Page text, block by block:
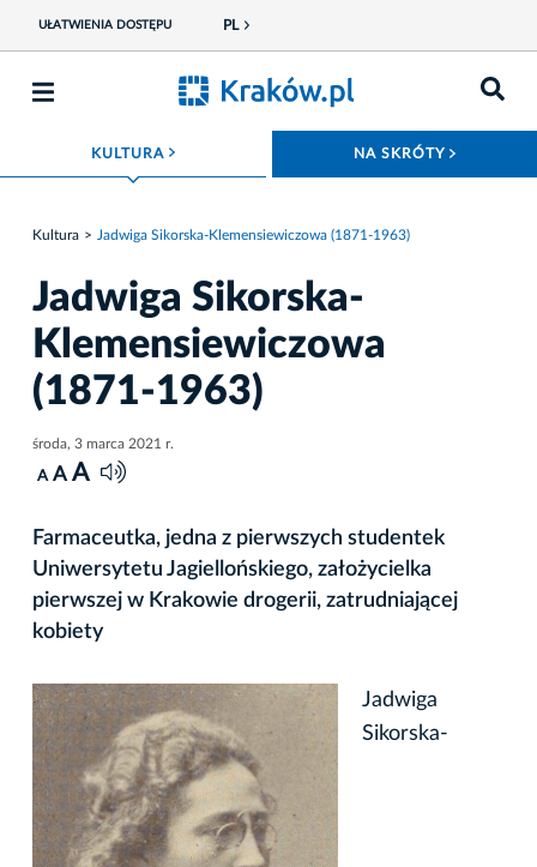
UŁATWIENIA DOSTĘPU PL
KULTURA ROZWIŃ MENU NA SKRÓTY
Kultura Jadwiga Sikorska-Klemensiewiczowa (1871-1963)
Jadwiga Sikorska-
Klemensiewiczowa
(1871-1963)
środa, 3 marca 2021 r.
A A A
Farmaceutka, jedna z pierwszych studentek
Uniwersytetu Jagiellońskiego, założycielka
pierwszej w Krakowie drogerii, zatrudniającej
kobiety
Jadwiga
Sikorska-